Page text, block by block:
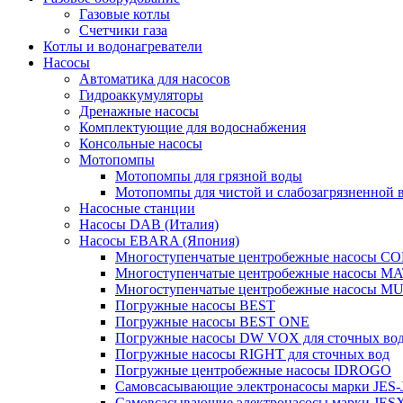
Газовые котлы
Счетчики газа
Котлы и водонагреватели
Насосы
Автоматика для насосов
Гидроаккумуляторы
Дренажные насосы
Комплектующие для водоснабжения
Консольные насосы
Мотопомпы
Мотопомпы для грязной воды
Мотопомпы для чистой и слабозагрязненной
Насосные станции
Насосы DAB (Италия)
Насосы EBARA (Япония)
Многоступенчатые центробежные насосы
Многоступенчатые центробежные насосы
Многоступенчатые центробежные насосы
Погружные насосы BEST
Погружные насосы BEST ONE
Погружные насосы DW VOX для сточных
Погружные насосы RIGHT для сточных вод
Погружные центробежные насосы IDROGO
Самовсасывающие электронасосы марки JES-